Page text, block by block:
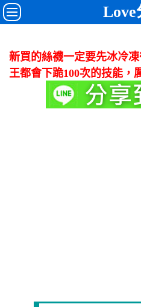
Love
新買的絲襪一定要先冰冷
王都會下跪100次的技能，